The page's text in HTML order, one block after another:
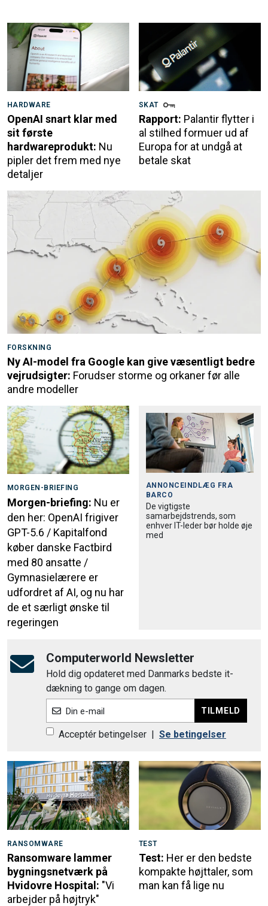
HARDWARE
OpenAI snart klar med
sit første
hardwareprodukt: Nu
pipler det frem med nye
detaljer
SKAT
Rapport: Palantir flytter i
al stilhed formuer ud af
Europa for at undgå at
betale skat
FORSKNING
Ny AI-model fra Google kan give væsentligt bedre
vejrudsigter: Forudser storme og orkaner før alle
andre modeller
MORGEN-BRIEFING
Morgen-briefing: Nu er
den her: OpenAI frigiver
GPT-5.6 / Kapitalfond
køber danske Factbird
med 80 ansatte /
Gymnasielærere er
udfordret af AI, og nu har
de et særligt ønske til
regeringen
ANNONCEINDLÆG FRA
BARCO
De vigtigste
samarbejdstrends, som
enhver IT-leder bør holde øje
med
Computerworld Newsletter
Hold dig opdateret med Danmarks bedste it-
dækning to gange om dagen.
Din e-mail TILMELD
Acceptér betingelser Se betingelser
RANSOMWARE
Ransomware lammer
bygningsnetværk på
Hvidovre Hospital: "Vi
arbejder på højtryk"
TEST
Test: Her er den bedste
kompakte højttaler, som
man kan få lige nu